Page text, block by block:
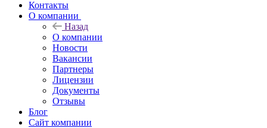
Контакты
О компании
Назад
О компании
Новости
Вакансии
Партнеры
Лицензии
Документы
Отзывы
Блог
Сайт компании